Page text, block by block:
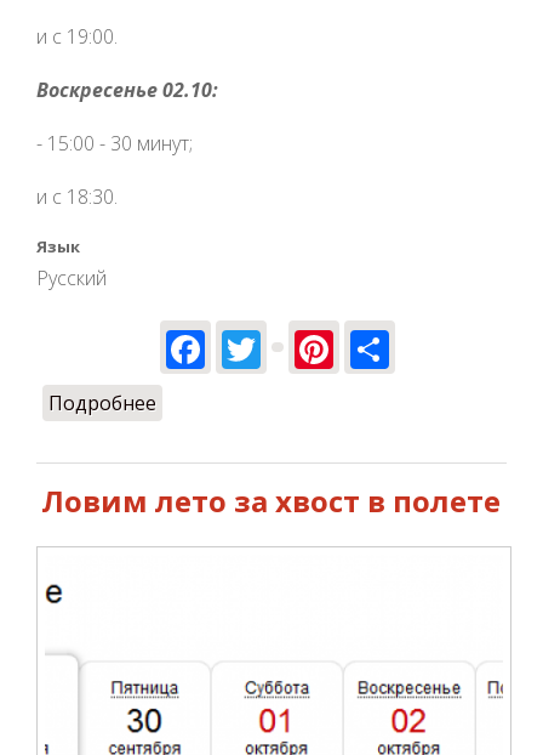
и с 19:00.
Воскресенье 02.10:
- 15:00 - 30 минут;
и с 18:30.
Язык
Русский
Facebook
TwitterPinterest
Подробнее
Ловим лето за хвост в полете